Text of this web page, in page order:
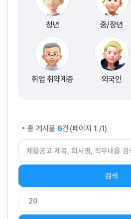
청년 중/장년
취업 취약계층 외국인
총 게시물 6건 (페이지 1 /1)